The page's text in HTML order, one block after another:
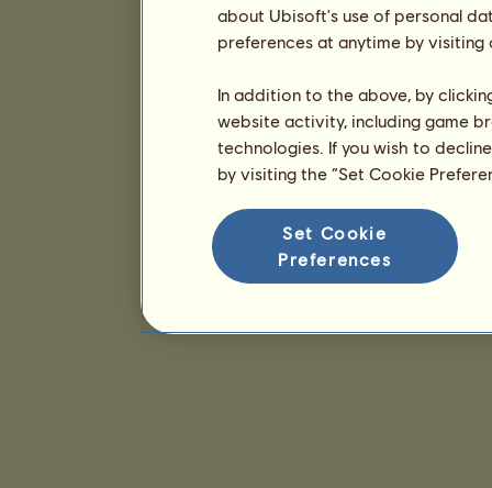
about Ubisoft's use of personal
preferences at anytime by
In addition to the above, by
website activity, including game
technologies. If you wish to
by visiting the “Set Cookie
Set Cookie
Preferences